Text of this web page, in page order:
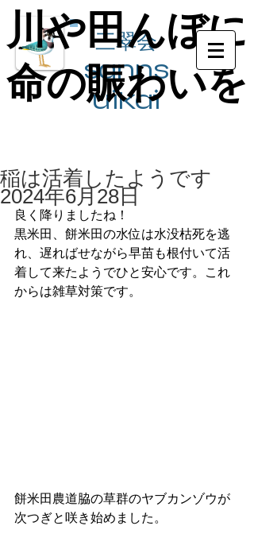
三翠会
sanns
ui​kai
川や田んぼに
川や田んぼに
命の賑わいを
命の賑わいを
稲は活着したようです
2024年6月28日
良く降りましたね！
黒米田、餅米田の水位は水没枯死を逃
れ、遅ればせながら早苗も根付いて活
着して来たようでひと安心です。これ
からは雑草対策です。
餅米田農道脇の草群のヤブカンゾウが
次つぎと咲き始めました。